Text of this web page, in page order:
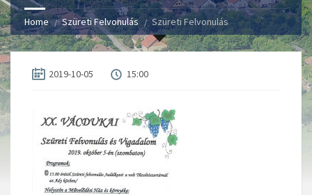
Home Szüreti Felvonulás Szüreti Felvonulás
2019-10-05 15:00